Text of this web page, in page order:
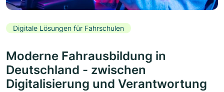
Digitale Lösungen für Fahrschulen
Moderne Fahrausbildung in
Deutschland - zwischen
Digitalisierung und Verantwortung